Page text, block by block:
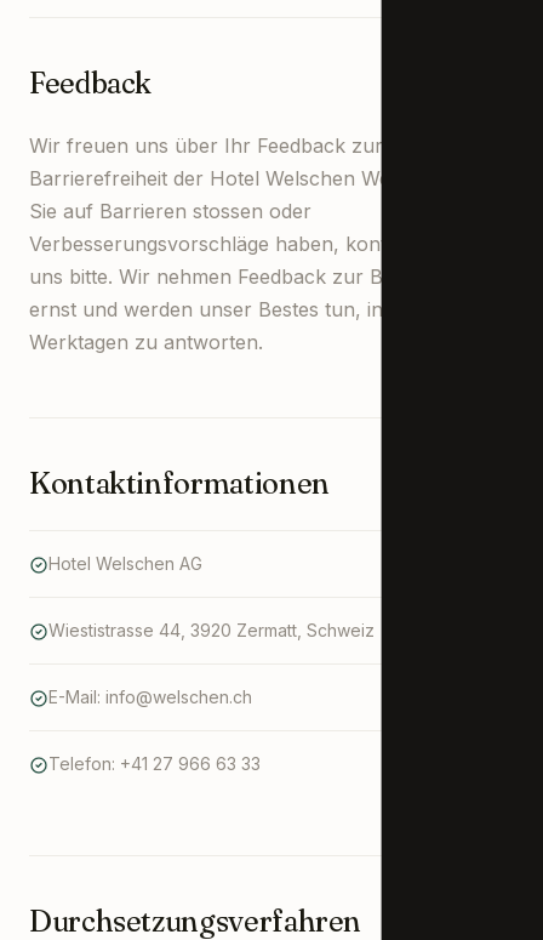
Feedback
Wir freuen uns über Ihr Feedback zur
Barrierefreiheit der Hotel Welschen Website. Wenn
Sie auf Barrieren stossen oder
Verbesserungsvorschläge haben, kontaktieren Sie
uns bitte. Wir nehmen Feedback zur Barrierefreiheit
ernst und werden unser Bestes tun, innerhalb von 5
Werktagen zu antworten.
Kontaktinformationen
Hotel Welschen AG
Wiestistrasse 44, 3920 Zermatt, Schweiz
E-Mail: info@welschen.ch
Telefon: +41 27 966 63 33
Durchsetzungsverfahren